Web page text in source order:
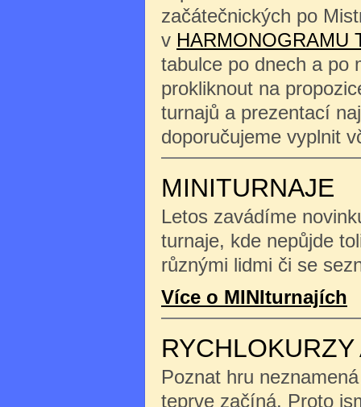
začátečnických po
v HARMONOGRAMU
tabulce po dnech a po
prokliknout na
turnajů a prezentací
doporučujeme vyplnit
MINITURNAJE
Letos zavádíme
turnaje, kde nepůjde
různými lidmi či se
Více o MINIturnajích
Poznat hru
teprve začíná. Proto